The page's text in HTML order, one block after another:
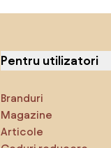
Pentru utilizatori
Branduri
Magazine
Articole